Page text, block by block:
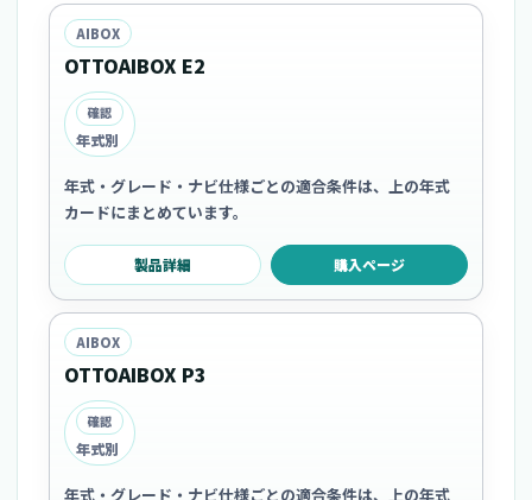
AIBOX
OTTOAIBOX E2
確認
年式別
年式・グレード・ナビ仕様ごとの適合条件は、上の年式
カードにまとめています。
製品詳細 購入ページ
AIBOX
OTTOAIBOX P3
確認
年式別
年式・グレード・ナビ仕様ごとの適合条件は、上の年式